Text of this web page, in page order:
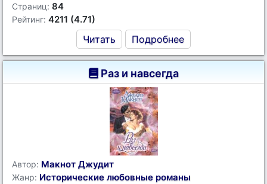
Страниц: 84
Рейтинг: 4211 (4.71)
Читать Подробнее
Раз и навсегда
Автор: Макнот Джудит
Жанр: Исторические любовные романы